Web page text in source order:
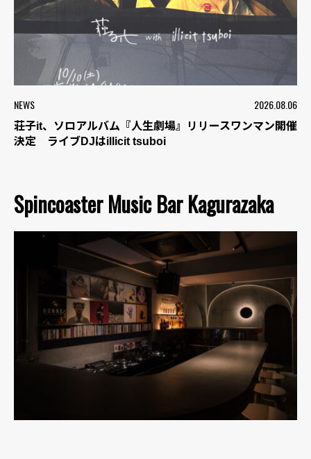
NEWS 2026.08.06
荘子it、ソロアルバム『人生劇場』リリースワンマン開催
決定 ライブDJはillicit tsuboi
Spincoaster Music Bar Kagurazaka